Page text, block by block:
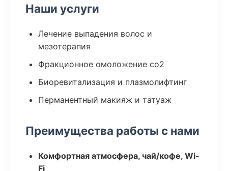
Наши услуги
Лечение выпадения волос и
мезотерапия
Фракционное омоложение co2
Биоревитализация и плазмолифтинг
Перманентный макияж и татуаж
Преимущества работы с нами
Комфортная атмосфера, чай/кофе, Wi-
Fi